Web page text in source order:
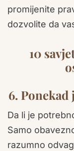
promijenite
dozvolite da
10
6.
Da li je
Samo
razumno